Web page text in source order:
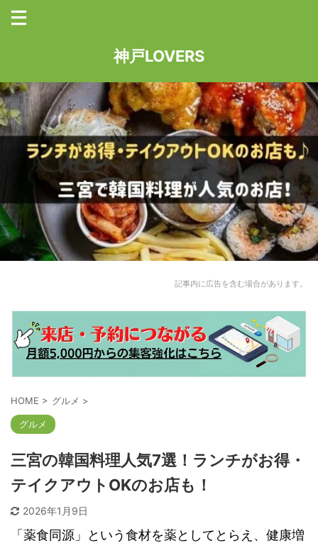
神戸LOVERS
記事内に広告を含む場合があります。
HOME > グルメ >
グルメ
三宮の韓国料理人気7選！ランチがお得・
テイクアウトOKのお店も！
2026年1月9日
「薬食同源」という食材を薬としてとらえ、健康増